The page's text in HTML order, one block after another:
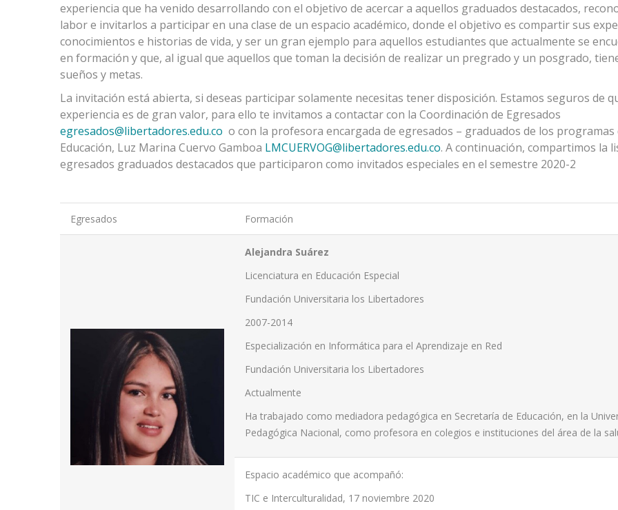
experiencia que ha venido desarrollando con el objetivo de acercar a aquellos graduados destacados,
labor e invitarlos a participar en una clase de un espacio académico, donde el objetivo es compartir sus
conocimientos e historias de vida, y ser un gran ejemplo para aquellos estudiantes que actualmente se
en formación y que, al igual que aquellos que toman la decisión de realizar un pregrado y un posgrado,
sueños y metas.
La invitación está abierta, si deseas participar solamente necesitas tener disposición. Estamos seguros de
experiencia es de gran valor, para ello te invitamos a contactar con la Coordinación de Egresados
egresados@libertadores.edu.co o con la profesora encargada de egresados – graduados de los programas
Educación, Luz Marina Cuervo Gamboa LMCUERVOG@libertadores.edu.co. A continuación, compartimos la
egresados graduados destacados que participaron como invitados especiales en el semestre 2020-2
Egresados Formación
Alejandra Suárez
Licenciatura en Educación Especial
Fundación Universitaria los Libertadores
2007-2014
Especialización en Informática para el Aprendizaje en Red
Fundación Universitaria los Libertadores
Actualmente
Ha trabajado como mediadora pedagógica en Secretaría de Educación, en la
Pedagógica Nacional, como profesora en colegios e instituciones del área de la
Espacio académico que acompañó:
TIC e Interculturalidad, 17 noviembre 2020